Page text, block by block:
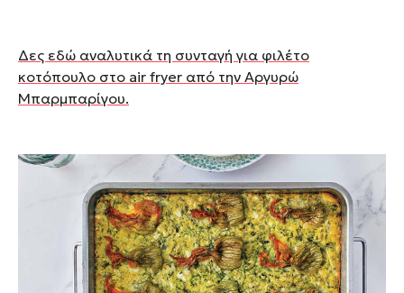
Δες εδώ αναλυτικά τη συνταγή για φιλέτο
κοτόπουλο στο air fryer από την Αργυρώ
Μπαρμπαρίγου.